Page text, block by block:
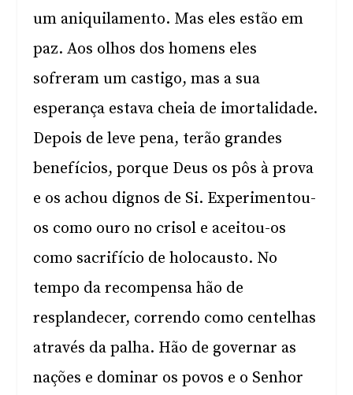
um aniquilamento. Mas eles estão em
paz. Aos olhos dos homens eles
sofreram um castigo, mas a sua
esperança estava cheia de imortalidade.
Depois de leve pena, terão grandes
benefícios, porque Deus os pôs à prova
e os achou dignos de Si. Experimentou-
os como ouro no crisol e aceitou-os
como sacrifício de holocausto. No
tempo da recompensa hão de
resplandecer, correndo como centelhas
através da palha. Hão de governar as
nações e dominar os povos e o Senhor